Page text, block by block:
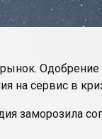
на сервис в
заморозила